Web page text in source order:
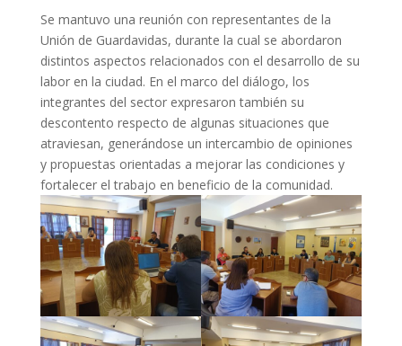
Se mantuvo una reunión con representantes de la
Unión de Guardavidas, durante la cual se abordaron
distintos aspectos relacionados con el desarrollo de su
labor en la ciudad. En el marco del diálogo, los
integrantes del sector expresaron también su
descontento respecto de algunas situaciones que
atraviesan, generándose un intercambio de opiniones
y propuestas orientadas a mejorar las condiciones y
fortalecer el trabajo en beneficio de la comunidad.